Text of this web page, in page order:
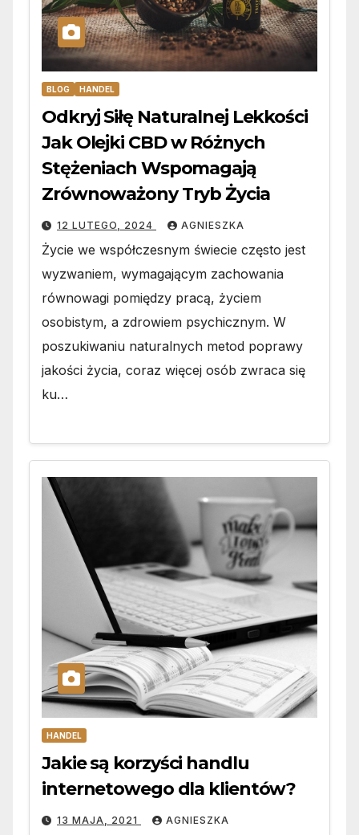
BLOG HANDEL
Odkryj Siłę Naturalnej Lekkości
Jak Olejki CBD w Różnych
Stężeniach Wspomagają
Zrównoważony Tryb Życia
12 LUTEGO, 2024 AGNIESZKA
Życie we współczesnym świecie często jest
wyzwaniem, wymagającym zachowania
równowagi pomiędzy pracą, życiem
osobistym, a zdrowiem psychicznym. W
poszukiwaniu naturalnych metod poprawy
jakości życia, coraz więcej osób zwraca się
ku…
HANDEL
Jakie są korzyści handlu
internetowego dla klientów?
13 MAJA, 2021 AGNIESZKA